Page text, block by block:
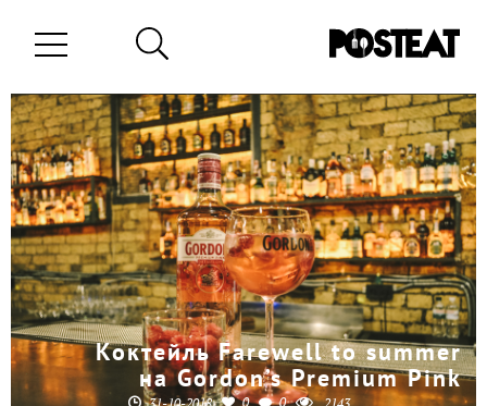
Коктейль Farewell to summer
на Gordon’s Premium Pink
31-10-2018 0 0